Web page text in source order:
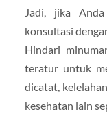
Jadi, jika
konsultasi
Hindari
teratur untuk
dicatat,
kesehatan lain